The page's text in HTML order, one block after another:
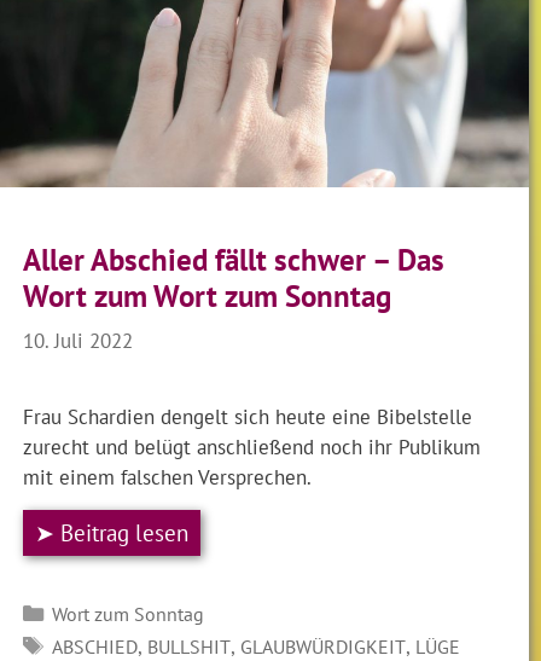
Aller Abschied fällt schwer – Das
Wort zum Wort zum Sonntag
10. Juli 2022
Frau Schardien dengelt sich heute eine Bibelstelle
zurecht und belügt anschließend noch ihr Publikum
mit einem falschen Versprechen.
➤ Beitrag lesen
Kategorien
Wort zum Sonntag
SCHLAGWÖRTER
ABSCHIED, BULLSHIT, GLAUBWÜRDIGKEIT, LÜGE